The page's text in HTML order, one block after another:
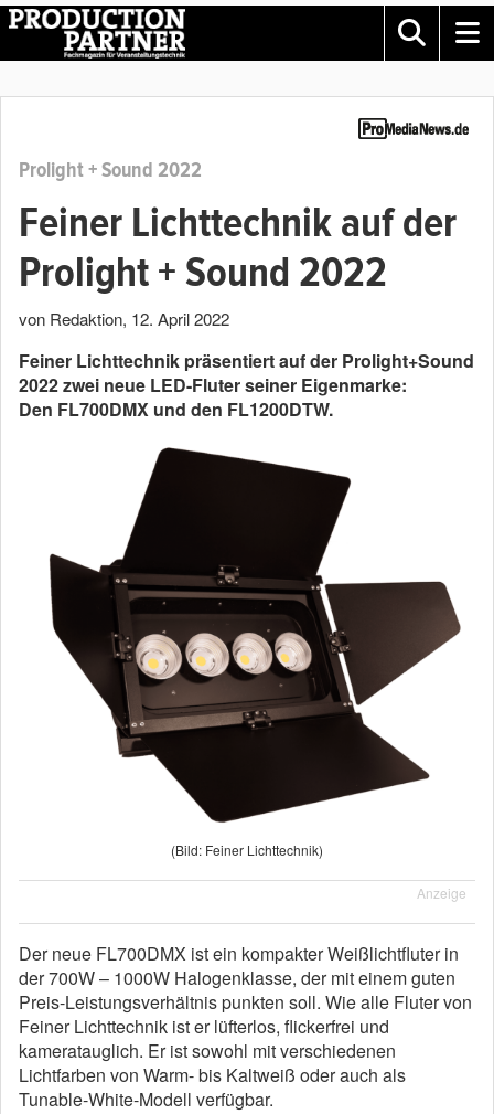
Prolight + Sound 2022
Feiner Lichttechnik auf der
Prolight + Sound 2022
von Redaktion, 12. April 2022
Feiner Lichttechnik präsentiert auf der Prolight+Sound
2022 zwei neue LED-Fluter seiner Eigenmarke:
Den FL700DMX und den FL1200DTW.
(Bild: Feiner Lichttechnik)
Anzeige
Der neue FL700DMX ist ein kompakter Weißlichtfluter in
der 700W – 1000W Halogenklasse, der mit einem guten
Preis-Leistungsverhältnis punkten soll. Wie alle Fluter von
Feiner Lichttechnik ist er lüfterlos, flickerfrei und
kameratauglich. Er ist sowohl mit verschiedenen
Lichtfarben von Warm- bis Kaltweiß oder auch als
Tunable-White-Modell verfügbar.